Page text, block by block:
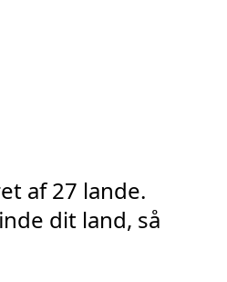
af 27 lande.
dit land, så